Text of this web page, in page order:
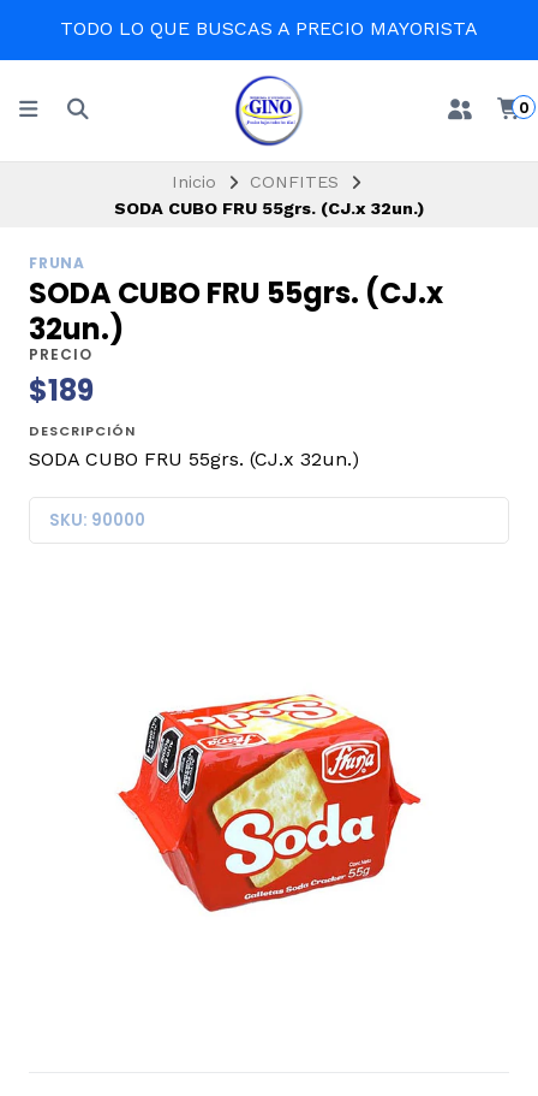
TODO LO QUE BUSCAS A PRECIO MAYORISTA
0
Inicio
CONFITES
SODA CUBO FRU 55grs. (CJ.x 32un.)
FRUNA
SODA CUBO FRU 55grs. (CJ.x
32un.)
PRECIO
$189
DESCRIPCIÓN
SODA CUBO FRU 55grs. (CJ.x 32un.)
SKU: 90000